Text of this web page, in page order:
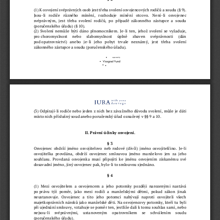
(1) K osvojení svéprávných osob jest třeba svolení osvojencových rodičů a soudu (§ 9).
Jsou li  rodiče  různého  mínění,  rozhoduje  mínění  otcovo.  Není li   osvojenec
svéprávným,  jest  třeba  svolení  rodičů,  po  případě  zákonného  zástupce  a  soudu
(poručenského úřadu) (§ 10).
(2) Svolení nemůže býti dáno plnomocníkem. Je-li ten, jehož svolení se vyžaduje,
pro choromyslnost  nebo  slabomyslnost  úplně  zbaven  svéprávnosti  (dán
pod opatrovnictví)  anebo  je li  jeho  pobyt  trvale  neznámý,  jest  třeba  svolení
zákonného zástupce a soudu (poručenského úřadu).
(3) Odpírají- li rodiče nebo jeden z nich bez závažného důvodu svolení, může je dáti
místo nich příslušný soud anebo poručenský úřad označený v §§ 9 a 10.
II. Právní účinky osvojení.
§ 3
Osvojenec obdrží jméno osvojitelovo neb rodové (dívčí) jméno osvojitelčino. Je-li
osvojitelka  provdána,  obdrží  osvojenec  smlouvou  jméno  manželovo  jen  za  jeho
souhlasu.  Provdaná  osvojenka  musí  připojiti  ke  jménu  osvojením  získanému  své
dosavadní jméno, jiný osvojenec pak, bylo li to smlouvou sjednáno.
§ 4
(1)  Mezi  osvojitelem  a  osvojencem  a  jeho  potomky  později narozenými  nastává
po právu  týž  poměr,  jako  mezi  rodiči  a  manželskými  dětmi,  pokud  zákon  jinak
neustanovuje.  Osvojenec  a  tito  jeho  potomci  nabývají  naproti  osvojiteli  všech
majetkoprávních nároků jako manželské děti. Na osvojencovy potomky, kteří tu byli
při ujednání smlouvy, vztahuje se poměr ten, jestliže dali k tomu souhlas sami, nebo
nejsou li  svéprávnými,  ustanoveným  opatrovníkem  se  schválením  soudu
(poručenského úřadu).